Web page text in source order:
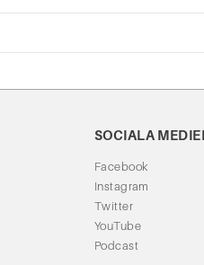
SOCIALA
Facebook
Instagram
Twitter
YouTube
Podcast